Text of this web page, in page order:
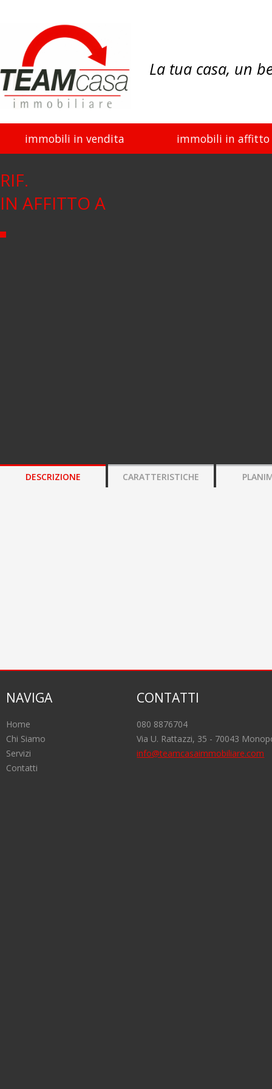
La tua casa, un
immobili in vendita immobili in affitto
RIF.
IN AFFITTO A
DESCRIZIONE CARATTERISTICHE
NAVIGA
Home
Chi Siamo
Servizi
Contatti
CONTATTI
080 8876704
Via U. Rattazzi, 35 - 70043
info@teamcasaimmobiliare.com